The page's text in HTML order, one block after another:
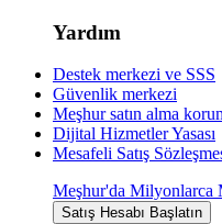
Yardım
Destek merkezi ve SSS
Güvenlik merkezi
Meşhur satın alma
Dijital Hizmetler Yasası
Mesafeli Satış
Meşhur'da Milyonlarca
Satış Hesabı Başlatın